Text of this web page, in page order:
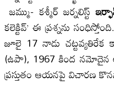
జమ్ము- కశ్మీర్ జర్నలిస్ట్
కలెక్టివ్’ ఈ ప్రశ్నను
జూలై 17 నాడు
(ఉపా), 1967 కింద నమోదైన
ప్రస్తుతం ఆయనపై విచారణ